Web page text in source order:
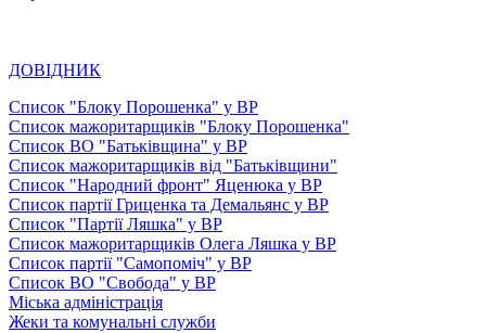
ДОВІДНИК
Список "Блоку Порошенка" у ВР
Список мажоритарщиків "Блоку Порошенка"
Список ВО "Батьківщина" у ВР
Список мажоритарщиків від "Батьківщини"
Список "Народний фронт" Яценюка у ВР
Список партії Гриценка та Демальянс у ВР
Список "Партії Ляшка" у ВР
Список мажоритарщиків Олега Ляшка у ВР
Список партії "Самопоміч" у ВР
Список ВО "Свобода" у ВР
Міська адміністрація
Жеки та комунальні служби